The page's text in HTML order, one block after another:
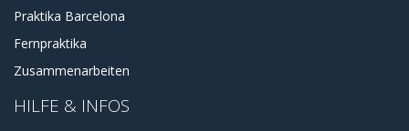
Praktika Barcelona
Fernpraktika
Zusammenarbeiten
HILFE & INFOS